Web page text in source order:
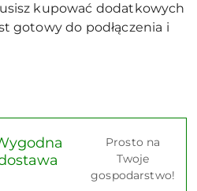
kupować dodatkowych
gotowy do podłączenia i
Prosto na
Twoje
gospodarstwo!